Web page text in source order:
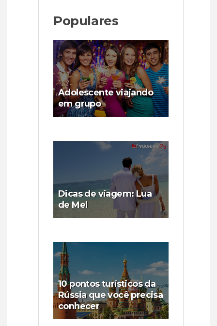
Populares
Adolescente viajando
em grupo
Dicas de viagem: Lua
de Mel
10 pontos turísticos da
Rússia que você precisa
conhecer